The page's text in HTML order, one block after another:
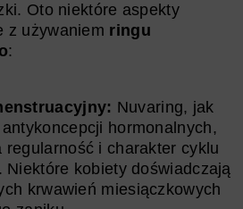
Oto niektóre aspekty
z używaniem ringu
:
Nuvaring, jak
hormonalnych,
regularność i charakter cyklu
Niektóre kobiety doświadczają
krwawień miesiączkowych